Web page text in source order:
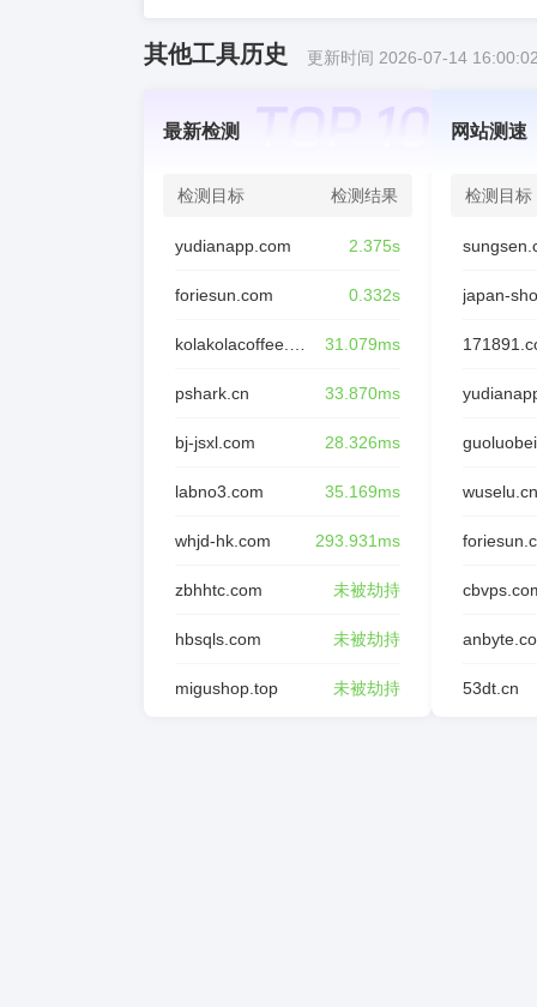
其他工具历史 更新时间 2026-07-14
最新检测
检测目标 检测结果
yudianapp.com 2.375s
foriesun.com 0.332s
31.079ms
pshark.cn 33.870ms
bj-jsxl.com 28.326ms
labno3.com 35.169ms
whjd-hk.com 293.931ms
zbhhtc.com 未被劫持
hbsqls.com 未被劫持
migushop.top 未被劫持
网站测速
检测目标
japan-
wuselu.cn
53dt.cn